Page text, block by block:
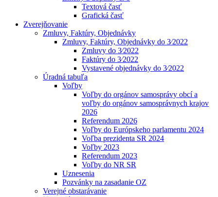
Textová časť
Grafická časť
Zverejňovanie
Zmluvy, Faktúry, Objednávky
Zmluvy, Faktúry, Objednávky do 3⁄2022
Zmluvy do 3⁄2022
Faktúry do 3⁄2022
Vystavené objednávky do 3⁄2022
Úradná tabuľa
Voľby
Voľby do orgánov samosprávy obcí a
voľby do orgánov samosprávnych krajov
2026
Referendum 2026
Voľby do Európskeho parlamentu 2024
Voľba prezidenta SR 2024
Voľby 2023
Referendum 2023
Voľby do NR SR
Uznesenia
Pozvánky na zasadanie OZ
Verejné obstarávanie